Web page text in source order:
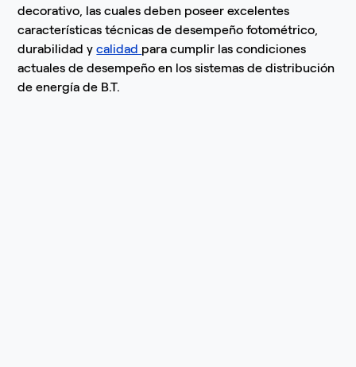
decorativo, las cuales deben poseer excelentes
características técnicas de desempeño fotométrico,
durabilidad ycalidad para cumplir las condiciones
actuales de desempeño en los sistemas de distribución
de energía de B.T.